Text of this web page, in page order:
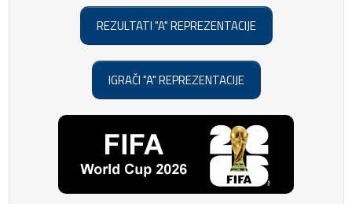
REZULTATI "A" REPREZENTACIJE
IGRAČI "A" REPREZENTACIJE